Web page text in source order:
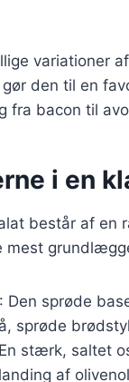
variationer
den til en
fra bacon til
i en
består af en
mest
: Den sprøde
sprøde
stærk, saltet
af